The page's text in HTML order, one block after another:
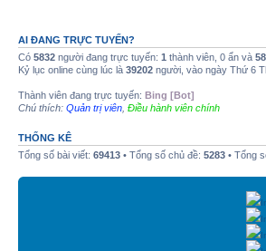
AI ĐANG TRỰC TUYẾN?
Có 5832 người đang trực tuyến: 1 thành viên, 0 ẩn và
Kỷ lục online cùng lúc là 39202 người, vào ngày Thứ 6
Thành viên đang trực tuyến: Bing [Bot]
Chú thích: Quản trị viên Điều hành viên chính
THỐNG KÊ
Tổng số bài viết: 69413 • Tổng số chủ đề: 5283 • Tổng